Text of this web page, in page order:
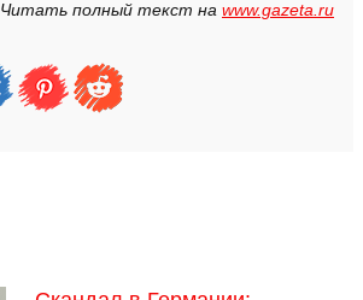
Читать полный текст на www.gazeta.ru